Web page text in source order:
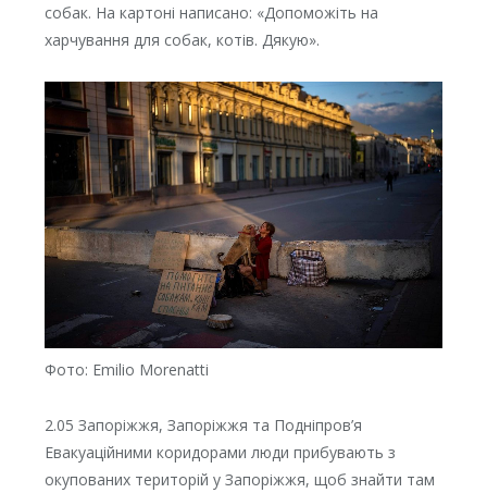
собак. На картоні написано: «Допоможіть на
харчування для собак, котів. Дякую».
Фото: Emilio Morenatti
2.05 Запоріжжя, Запоріжжя та Подніпров’я
Евакуаційними коридорами люди прибувають з
окупованих територій у Запоріжжя, щоб знайти там